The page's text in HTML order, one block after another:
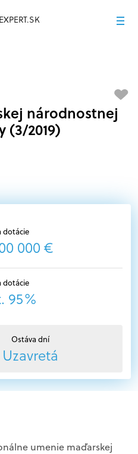
dotácie
000 €
dotácie
95%
Ostáva dní
Uzavretá
národnostnej
(3/2019)
umenie maďarskej